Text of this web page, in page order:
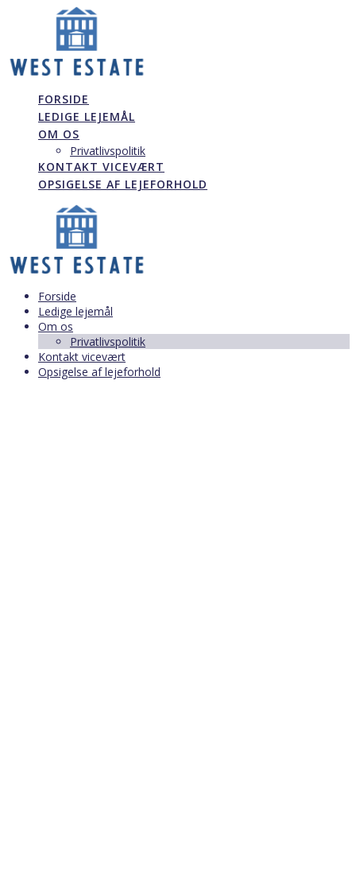
FORSIDE
LEDIGE LEJEMÅL
OM OS
Privatlivspolitik
KONTAKT VICEVÆRT
OPSIGELSE AF LEJEFORHOLD
Forside
Ledige lejemål
Om os
Privatlivspolitik
Kontakt vicevært
Opsigelse af lejeforhold